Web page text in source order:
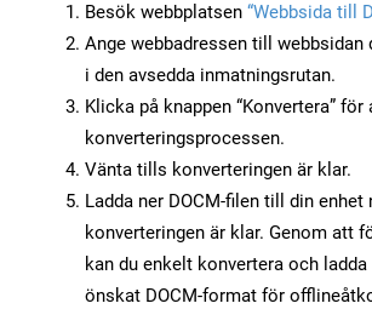
Besök webbplatsen “Webbsida till
Ange webbadressen till webbsidan
i den avsedda inmatningsrutan.
Klicka på knappen “Konvertera”
konverteringsprocessen.
Vänta tills konverteringen är klar.
Ladda ner DOCM-filen till din enhet
konverteringen är klar. Genom att
kan du enkelt konvertera och
önskat DOCM-format för